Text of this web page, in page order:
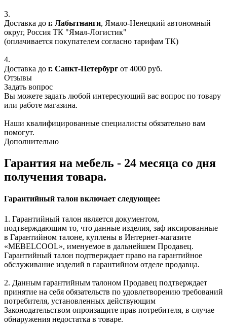
3.
Доставка до г. Лабытнанги, Ямало-Ненецкий автономный
округ, Россия ТК "Ямал-Логистик"
(оплачивается покупателем согласно тарифам ТК)
4.
Доставка до г. Санкт-Петербург от 4000 руб.
Отзывы
Задать вопрос
Вы можете задать любой интересующий вас вопрос по товару
или работе магазина.
Наши квалифицированные специалисты обязательно вам
помогут.
Дополнительно
Гарантия на мебель - 24 месяца со дня
получения товара.
Гарантийный талон включает следующее:
1. Гарантийный талон является документом,
подтверждающим то, что данные изделия, заф иксированные
в Гарантийном талоне, куплены в Интернет-магазите
«MEBELCOOL», именуемое в дальнейшем Продавец.
Гарантийный талон подтверждает право на гарантийное
обслуживание изделий в гарантийном отделе продавца.
2. Данным гарантийным талоном Продавец подтверждает
принятие на себя обязательств по удовлетворению требований
потребителя, установленных действующим
Законодательством опроизащите прав потребителя, в случае
обнаружения недостатка в товаре.